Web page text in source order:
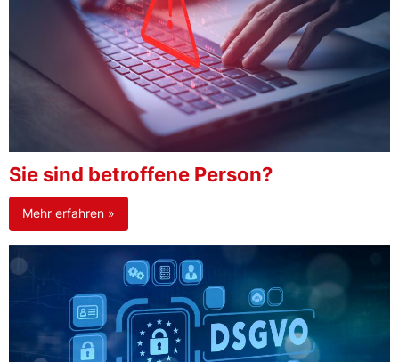
Sie sind betroffene Person?
Mehr erfahren »